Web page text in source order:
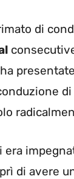
di
di
era
di avere